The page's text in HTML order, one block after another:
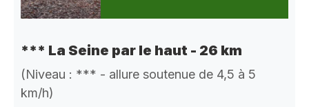
*** La Seine par le haut - 26 km
(Niveau : *** - allure soutenue de 4,5 à 5
km/h)